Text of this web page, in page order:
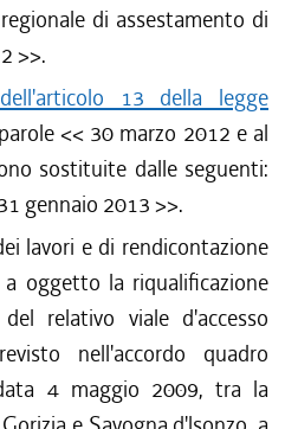
di assestamento di
>>.
13 della legge
<< 30 marzo 2012 e al
sostituite dalle seguenti:
gennaio 2013 >>.
lavori e di rendicontazione
oggetto la riqualificazione
relativo viale d'accesso
nell'accordo quadro
4 maggio 2009, tra la